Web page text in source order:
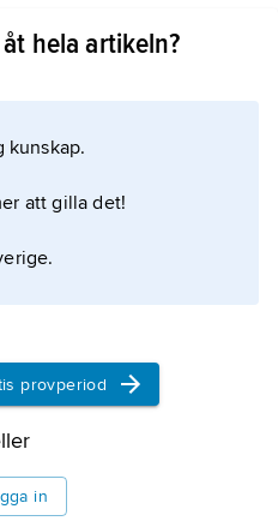
hela artikeln?
kunskap.
att gilla det!
provperiod
in